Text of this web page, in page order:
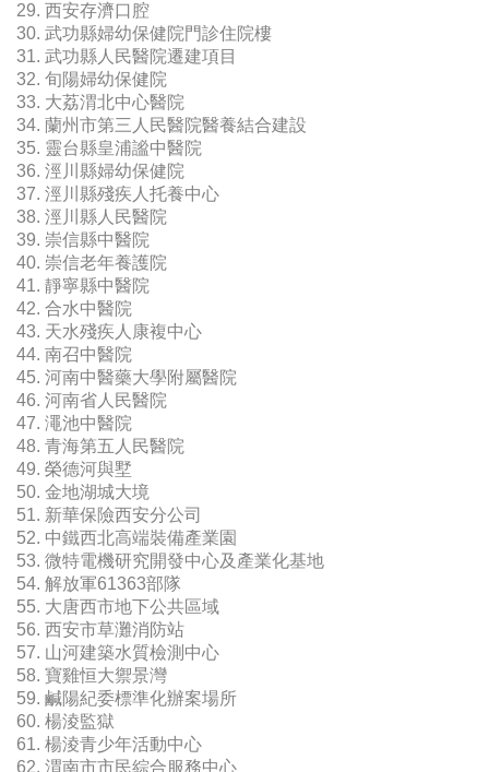
29. 西安存濟口腔
30. 武功縣婦幼保健院門診住院樓
31. 武功縣人民醫院遷建項目
32. 旬陽婦幼保健院
33. 大荔渭北中心醫院
34. 蘭州市第三人民醫院醫養結合建設
35. 靈台縣皇浦謐中醫院
36. 涇川縣婦幼保健院
37. 涇川縣殘疾人托養中心
38. 涇川縣人民醫院
39. 崇信縣中醫院
40. 崇信老年養護院
41. 靜寧縣中醫院
42. 合水中醫院
43. 天水殘疾人康複中心
44. 南召中醫院
45. 河南中醫藥大學附屬醫院
46. 河南省人民醫院
47. 澠池中醫院
48. 青海第五人民醫院
49. 榮德河與墅
50. 金地湖城大境
51. 新華保險西安分公司
52. 中鐵西北高端裝備產業園
53. 微特電機研究開發中心及產業化基地
54. 解放軍61363部隊
55. 大唐西市地下公共區域
56. 西安市草灘消防站
57. 山河建築水質檢測中心
58. 寶雞恒大禦景灣
59. 鹹陽紀委標準化辦案場所
60. 楊淩監獄
61. 楊淩青少年活動中心
62. 渭南市市民綜合服務中心